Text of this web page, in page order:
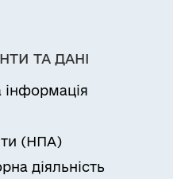
ТА ДАНІ
інформація
(НПА)
діяльність